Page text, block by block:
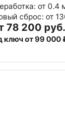
от 0.4
сброс: от
78 200 руб.
ключ от 99 000